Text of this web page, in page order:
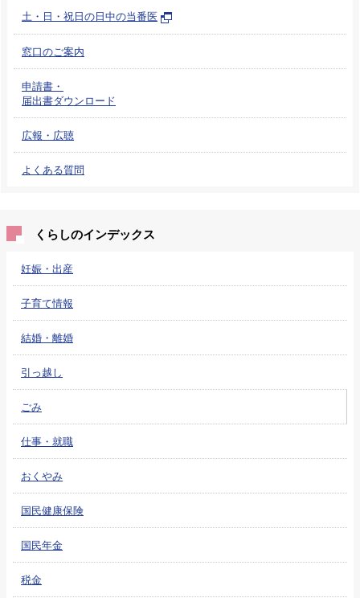
土・日・祝日の日中の当番医
窓口のご案内
申請書・
届出書ダウンロード
広報・広聴
よくある質問
くらしのインデックス
妊娠・出産
子育て情報
結婚・離婚
引っ越し
ごみ
仕事・就職
おくやみ
国民健康保険
国民年金
税金